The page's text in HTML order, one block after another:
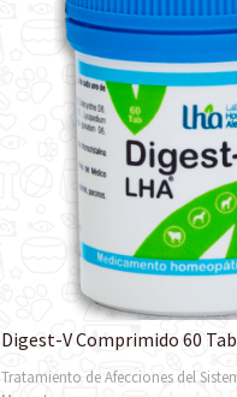
Digest-V Comprimido 60
Tratamiento de Afecciones del